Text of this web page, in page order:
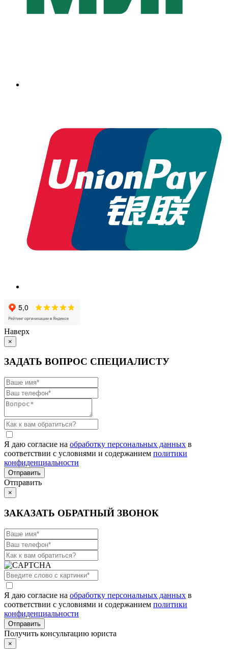
Наверх
×
ЗАДАТЬ ВОПРОС СПЕЦИАЛИСТУ
Я даю согласие на обработку персональных данных в
соответствии с условиями и содержанием политики
конфиденциальности
Отправить
×
ЗАКАЗАТЬ ОБРАТНЫЙ ЗВОНОК
Я даю согласие на обработку персональных данных в
соответствии с условиями и содержанием политики
конфиденциальности
Получить консультацию юриста
×